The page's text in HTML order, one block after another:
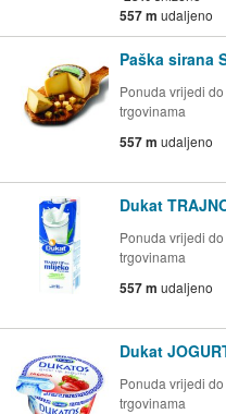
557 m udaljeno
Paška sirana
Ponuda vrijedi
trgovinama
557 m udaljeno
Dukat
Ponuda vrijedi
trgovinama
557 m udaljeno
Dukat
Ponuda vrijedi
trgovinama